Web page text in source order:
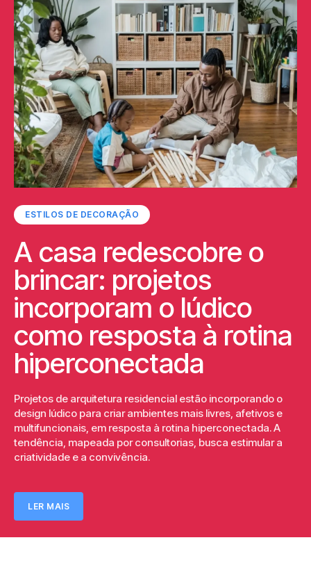
ESTILOS DE DECORAÇÃO
A casa redescobre o
brincar: projetos
incorporam o lúdico
como resposta à rotina
hiperconectada
Projetos de arquitetura residencial estão incorporando o
design lúdico para criar ambientes mais livres, afetivos e
multifuncionais, em resposta à rotina hiperconectada. A
tendência, mapeada por consultorias, busca estimular a
criatividade e a convivência.
LER MAIS